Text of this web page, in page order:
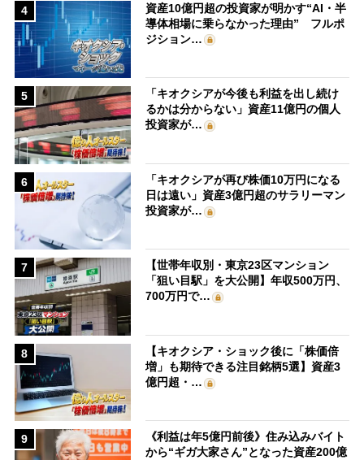
4
資産10億円超の投資家が明かす“AI・半
導体相場に乗らなかった理由” フルポ
ジション…
5
「キオクシアが今後も利益を出し続け
るかは分からない」資産11億円の個人
投資家が…
6
「キオクシアが再び株価10万円になる
日は遠い」資産3億円超のサラリーマン
投資家が…
7
【世帯年収別・東京23区マンション
「狙い目駅」を大公開】年収500万円、
700万円で…
8
【キオクシア・ショック後に「株価倍
増」も期待できる注目銘柄5選】資産3
億円超・…
9
《利益は年5億円前後》住み込みバイト
から“ギガ大家さん”となった資産200億